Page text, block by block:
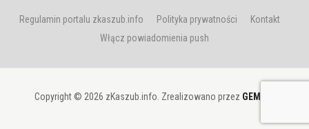
Regulamin portalu zkaszub.info Polityka prywatności
Kontakt
Włącz powiadomienia push
Copyright © 2026 zKaszub.info. Zrealizowano przez GEMBIT